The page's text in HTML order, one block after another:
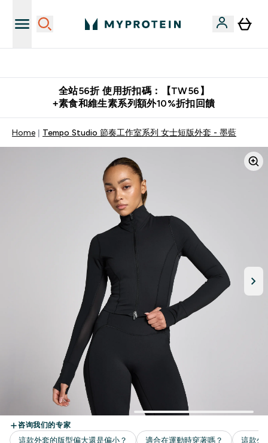
全站56折 使用折扣碼：【TW56】
+素食和維生素系列額外10%折扣回饋
Home Tempo Studio 節奏工作室系列 女士短版外套 - 墨藍